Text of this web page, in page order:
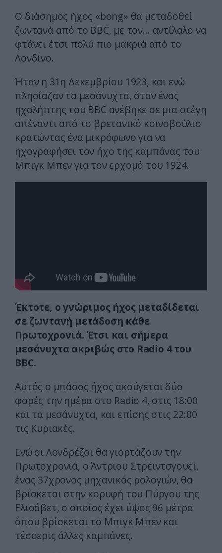
Ο διάσημος ήχος «bong» θα μεταδοθεί
ζωντανά από το BBC, με τον… αντίλαλο να
φτάνει έτσι πολύ πιο μακριά από το
Λονδίνο.
Ήταν η 31η Δεκεμβρίου 1923, και ενώ
πλησίαζαν τα μεσάνυχτα, όταν ένας
ηχολήπτης του BBC ανέβηκε σε μια στέγη
απέναντι από το βρετανικό κοινοβούλιο
κρατώντας ένα μικρόφωνο για να
ηχογραφήσει τον ήχο της καμπάνας του
Μπιγκ Μπεν για τον ερχομό του 1924.
Έκτοτε, ο γνώριμος ήχος μεταδίδεται
σε ζωντανή μετάδοση κάθε
Πρωτοχρονιά. Έτσι και σήμερα
μεσάνυχτα ακριβώς στο Radio 4 του
BBC.
Αυτός ο μπάσος ήχος ακούγεται δύο
φορές την ημέρα στο Radio 4, στις 18:00
και τα μεσάνυχτα, και επίσης στις 22:00
τις Κυριακές.
Ενώ οι Λονδρέζοι θα γιορτάζουν την
Πρωτοχρονιά, ο Άντριου Στρέιντσγουεϊ,
ένας 37χρονος μηχανικός ρολογιών, θα
βρίσκεται στην κορυφή του Πύργου της
Ελισάβετ, ο οποίος έχει ύψος 96 μέτρα
όπου βρίσκεται το Μπιγκ Μπεν και
τέσσερις άλλες καμπάνες.